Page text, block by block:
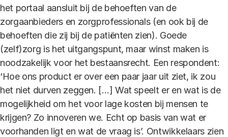
het portaal aansluit bij de behoeften van de
zorgaanbieders en zorgprofessionals (en ook bij de
behoeften die zij bij de patiënten zien). Goede
(zelf)zorg is het uitgangspunt, maar winst maken is
noodzakelijk voor het bestaansrecht. Een respondent:
‘Hoe ons product er over een paar jaar uit ziet, ik zou
het niet durven zeggen. […] Wat speelt er en wat is de
mogelijkheid om het voor lage kosten bij mensen te
krijgen? Zo innoveren we. Echt op basis van wat er
voorhanden ligt en wat de vraag is’. Ontwikkelaars zien